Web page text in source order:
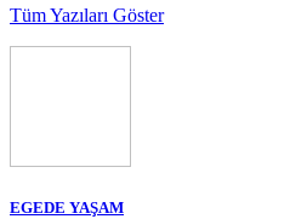
Tüm Yazıları Göster
EGEDE YAŞAM